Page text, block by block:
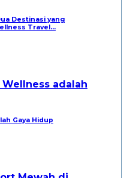
Destinasi yang
Travel…
Gaya Hidup